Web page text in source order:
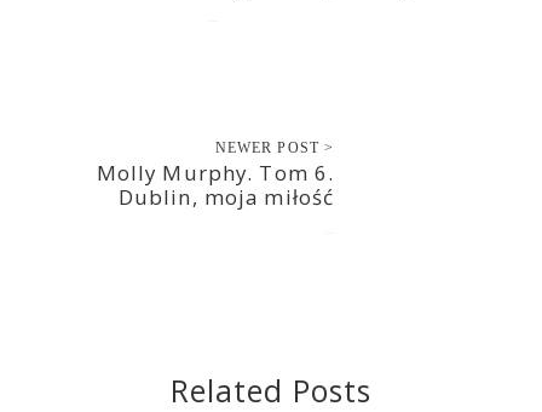
NEWER POST >
Molly Murphy. Tom 6.
Dublin, moja miłość
Related Posts